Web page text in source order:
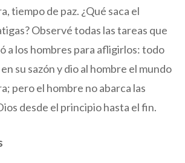
tiempo de paz. ¿Qué saca el
Observé todas las tareas que
a los hombres para afligirlos: todo
su sazón y dio al hombre el mundo
pero el hombre no abarca las
desde el principio hasta el fin.